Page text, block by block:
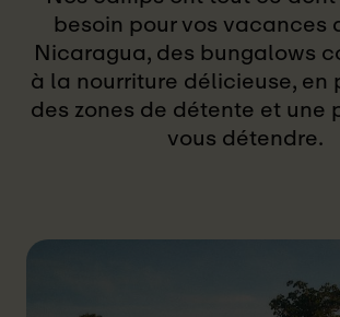
besoin pour vos vacances
Nicaragua, des bungalows
à la nourriture délicieuse, en
des zones de détente et une
vous détendre.